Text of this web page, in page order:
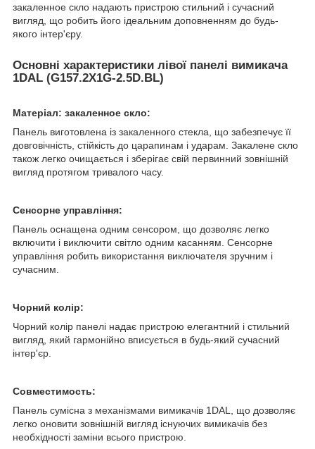
закаленное скло надають пристрою стильний і сучасний
вигляд, що робить його ідеальним доповненням до будь-
якого інтер'єру.
Основні характеристики лівої панелі вимикача
1DAL (G157.2X1G-2.5D.BL)
Матеріал: закаленное скло:
Панель виготовлена із закаленного стекла, що забезпечує її
довговічність, стійкість до царапинам і ударам. Закалене скло
також легко очищається і зберігає свій первинний зовнішній
вигляд протягом тривалого часу.
Сенсорне управління:
Панель оснащена одним сенсором, що дозволяє легко
включити і виключити світло одним касанням. Сенсорне
управління робить використання виключателя зручним і
сучасним.
Чорний колір:
Чорний колір панелі надає пристрою елегантний і стильний
вигляд, який гармонійно вписується в будь-який сучасний
інтер'єр.
Совместимость:
Панель сумісна з механізмами вимикачів 1DAL, що дозволяє
легко оновити зовнішній вигляд існуючих вимикачів без
необхідності заміни всього пристрою.